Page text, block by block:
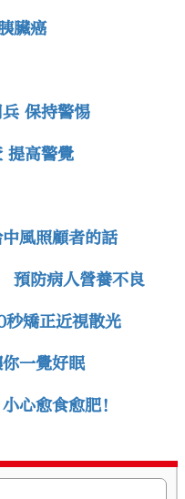
臟癌
保持警惕
提高警覺
風照顧者的話
預防病人營養不良
矯正近視散光
一覺好眠
心愈食愈肥！